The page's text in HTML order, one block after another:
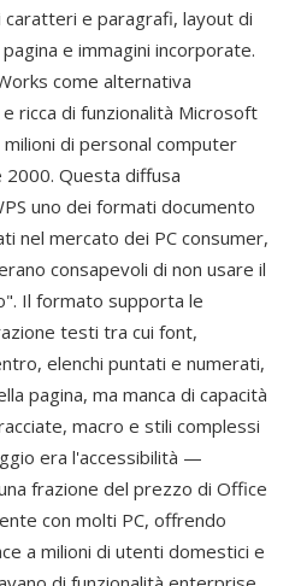
e paragrafi, layout di
e immagini incorporate.
come alternativa
ricca di funzionalità Microsoft
di personal computer
2000. Questa diffusa
uno dei formati documento
nel mercato dei PC consumer,
consapevoli di non usare il
Il formato supporta le
testi tra cui font,
elenchi puntati e numerati,
pagina, ma manca di capacità
macro e stili complessi
era l'accessibilità —
frazione del prezzo di Office
con molti PC, offrendo
a milioni di utenti domestici e